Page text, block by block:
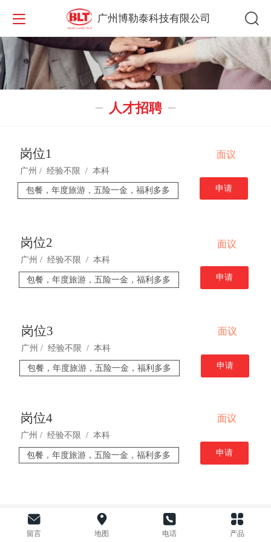
广州博勒泰科技有限公司
人才招聘
岗位1
广州 / 经验不限 / 本科
包餐，年度旅游，五险一金，福利多多
面议
申请
包餐，年度旅游，五险一金，福利多多 申请
广州 / 经验不限 / 本科
面议
岗位2
包餐，年度旅游，五险一金，福利多多 申请
广州 / 经验不限 / 本科
面议
岗位3
岗位4
广州 / 经验不限 / 本科
包餐，年度旅游，五险一金，福利多多 申请
面议
2020 广州博勒泰科技有限公司 版权所有
技术支持： 广州诚风科技有限公司
留言 地图 电话 产品